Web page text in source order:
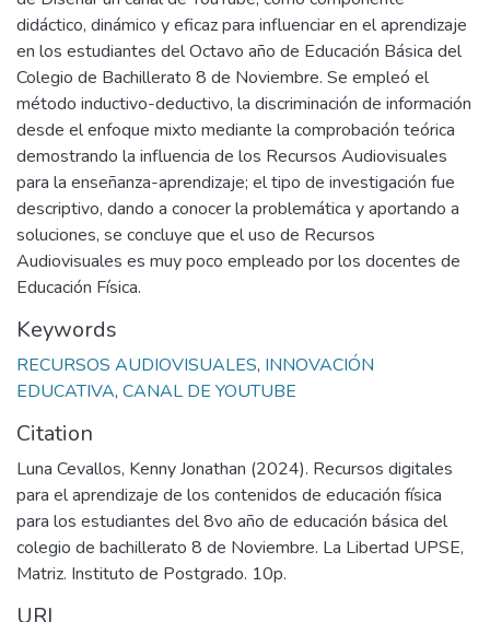
didáctico, dinámico y eficaz para influenciar en el aprendizaje
en los estudiantes del Octavo año de Educación Básica del
Colegio de Bachillerato 8 de Noviembre. Se empleó el
método inductivo-deductivo, la discriminación de información
desde el enfoque mixto mediante la comprobación teórica
demostrando la influencia de los Recursos Audiovisuales
para la enseñanza-aprendizaje; el tipo de investigación fue
descriptivo, dando a conocer la problemática y aportando a
soluciones, se concluye que el uso de Recursos
Audiovisuales es muy poco empleado por los docentes de
Educación Física.
Keywords
RECURSOS AUDIOVISUALES, INNOVACIÓN
EDUCATIVA, CANAL DE YOUTUBE
Citation
Luna Cevallos, Kenny Jonathan (2024). Recursos digitales
para el aprendizaje de los contenidos de educación física
para los estudiantes del 8vo año de educación básica del
colegio de bachillerato 8 de Noviembre. La Libertad UPSE,
Matriz. Instituto de Postgrado. 10p.
URI